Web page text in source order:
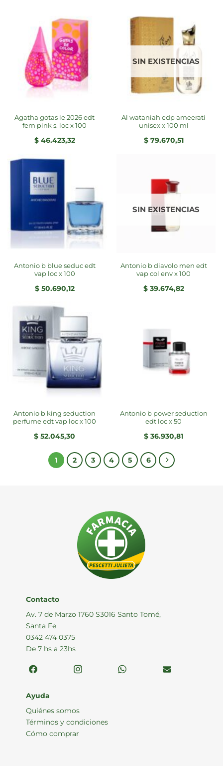
agatha gotas le 2026 edt
fem pink s. loc x 100
$46.423,32
SIN EXISTENCIAS
al wataniah edp ameerati
unisex x 100 ml
$79.670,51
antonio b blue seduc edt
vap loc x 100
$50.690,12
SIN EXISTENCIAS
antonio b diavolo men edt
vap col env x 100
$39.674,82
antonio b king seduction
perfume edt vap loc x 100
$ 52.045,30
antonio b power seduction
edt loc x 50
$ 36.930,81
1 2 3 4 5 6
Contacto
Av. 7 de Marzo 1760 S3016 Santo Tomé,
Santa Fe
0342 474 0375
De 7 hs a 23hs
Ayuda
Quiénes somos
Términos y condiciones
Cómo comprar